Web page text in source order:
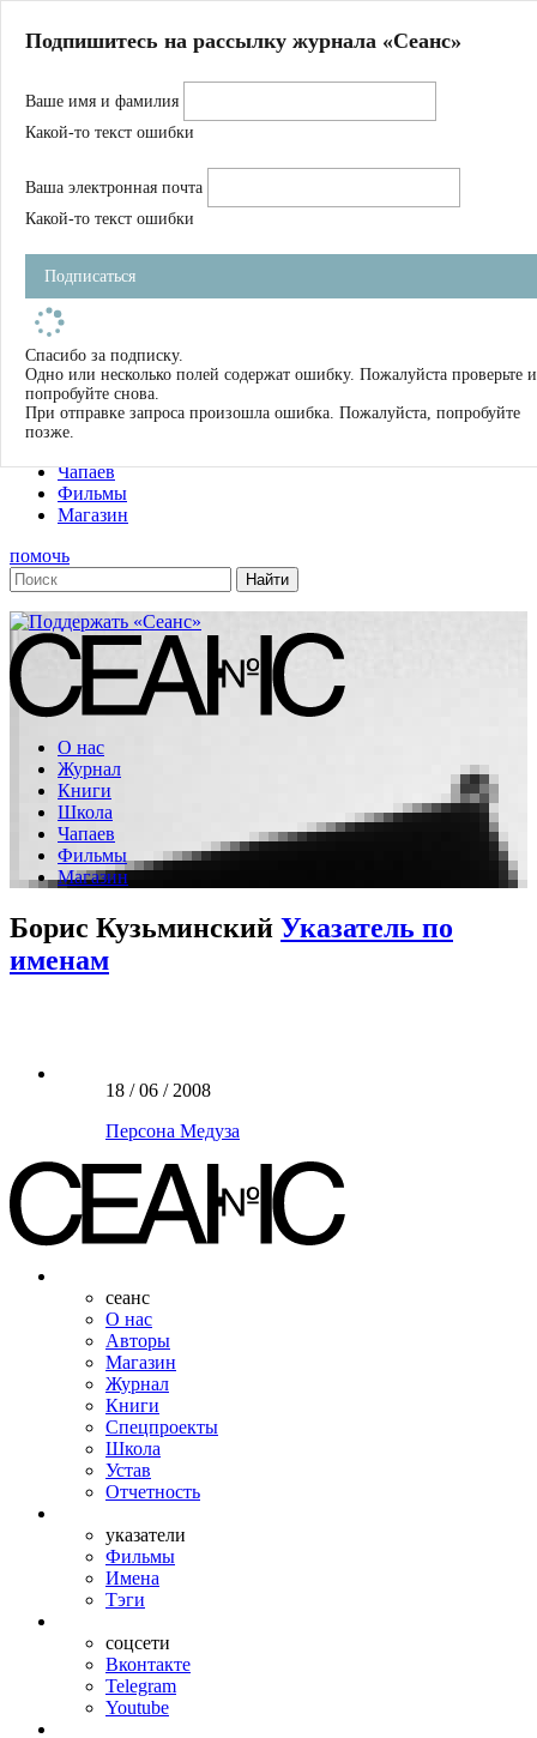
Магазин
Журнал
Школа
Устав
Фильмы
Имена
Тэги
О нас
Журнал
Книги
Чапаев
Фильмы
Магазин
помочь
О нас
Журнал
Книги
Школа
Чапаев
Фильмы
Магазин
Борис Кузьминский Указатель по
именам
18 / 06 / 2008
Персона Медуза
сеанс
О нас
Авторы
Магазин
Журнал
Книги
Спецпроекты
Школа
Устав
Отчетность
указатели
Фильмы
Имена
Тэги
соцсети
Вконтакте
Telegram
Youtube
Подпишитесь на рассылку журнала «Сеанс»
Ваше имя и фамилия
Какой-то текст ошибки
Ваша электронная почта
Какой-то текст ошибки
Подписаться
Спасибо за подписку.
Одно или несколько полей содержат ошибку. Пожалуйста проверьте и
попробуйте снова.
При отправке запроса произошла ошибка. Пожалуйста, попробуйте
позже.